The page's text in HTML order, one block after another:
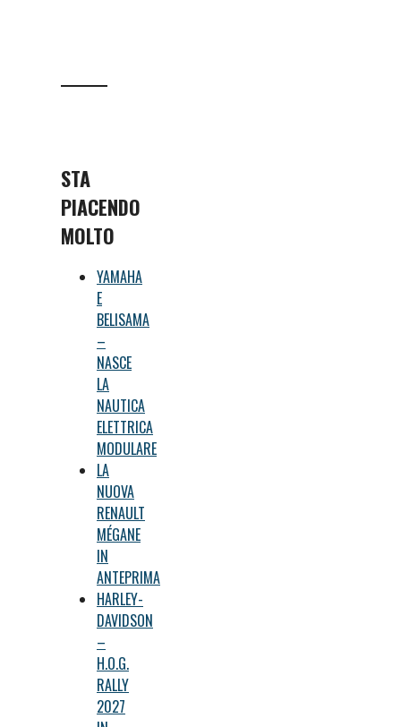
STA
PIACENDO
MOLTO
YAMAHA
E
BELISAMA
–
NASCE
LA
NAUTICA
ELETTRICA
MODULARE
LA
NUOVA
RENAULT
MÉGANE
IN
ANTEPRIMA
HARLEY-
DAVIDSON
–
H.O.G.
RALLY
2027